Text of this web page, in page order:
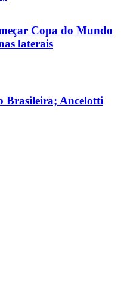
Copa do Mundo
laterais
Brasileira; Ancelotti